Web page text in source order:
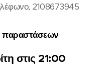
2108673945
παραστάσεων
στις 21:00